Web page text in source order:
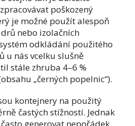
poškozený
je možné použít alespoň
nebo izolačních
odkládání použitého
u nás vcelku slušně
stále zhruba 4–6 %
„černých popelnic“).
kontejnery na použitý
častých stížností. Jednak
generovat nepořádek,